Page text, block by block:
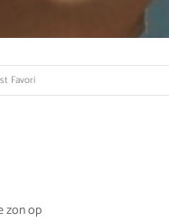
Favori
zon op